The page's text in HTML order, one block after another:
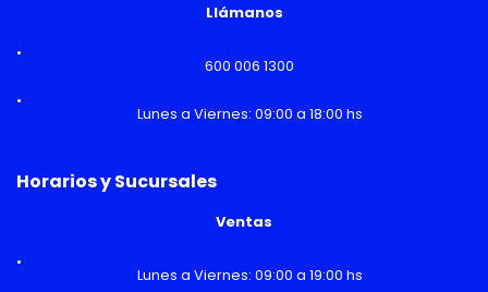
Llámanos
600 006 1300
Lunes a Viernes: 09:00 a 18:00 hs
Horarios y Sucursales
Ventas
Lunes a Viernes: 09:00 a 19:00 hs